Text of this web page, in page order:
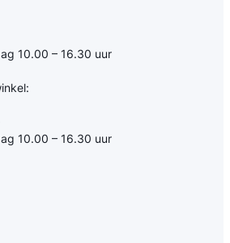
10.00 – 16.30 uur
10.00 – 16.30 uur